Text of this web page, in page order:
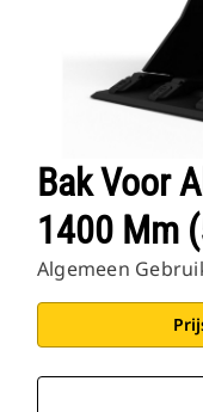
Bak Voor
1400 Mm
Algemeen